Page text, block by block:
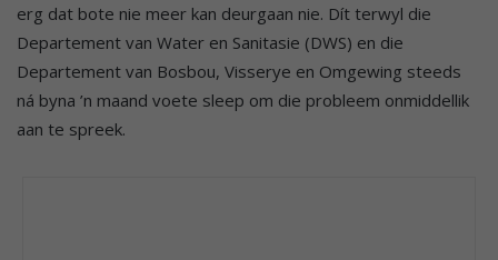
erg dat bote nie meer kan deurgaan nie. Dít terwyl die
Departement van Water en Sanitasie (DWS) en die
Departement van Bosbou, Visserye en Omgewing steeds
ná byna ’n maand voete sleep om die probleem onmiddellik
aan te spreek.